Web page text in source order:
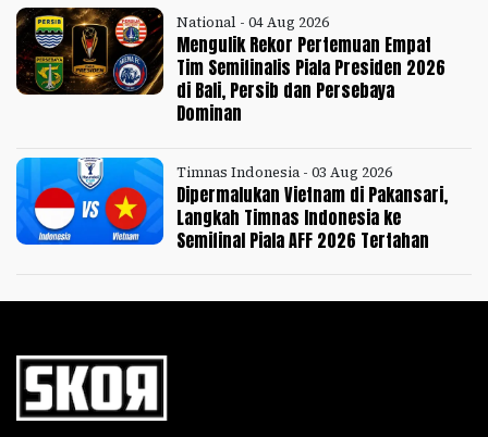
National - 04 Aug 2026
Mengulik Rekor Pertemuan Empat
Tim Semifinalis Piala Presiden 2026
di Bali, Persib dan Persebaya
Dominan
Timnas Indonesia - 03 Aug 2026
Dipermalukan Vietnam di Pakansari,
Langkah Timnas Indonesia ke
Semifinal Piala AFF 2026 Tertahan